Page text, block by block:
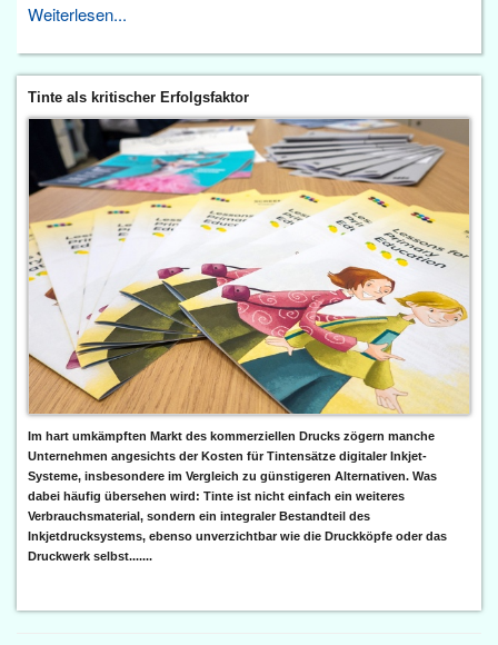
Weiterlesen...
Tinte als kritischer Erfolgsfaktor
Im hart umkämpften Markt des kommerziellen Drucks zögern manche
Unternehmen angesichts der Kosten für Tintensätze digitaler Inkjet-
Systeme, insbesondere im Vergleich zu günstigeren Alternativen. Was
dabei häufig übersehen wird: Tinte ist nicht einfach ein weiteres
Verbrauchsmaterial, sondern ein integraler Bestandteil des
Inkjetdrucksystems, ebenso unverzichtbar wie die Druckköpfe oder das
Druckwerk selbst.......